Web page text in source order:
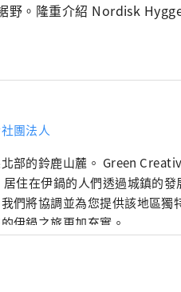
野。隆重介紹 Nordisk
團法人
部的鈴鹿山麓。 Green
住在伊鍋的人們透過城鎮的
們將協調並為您提供該地區獨
伊鍋之旅更加充實。